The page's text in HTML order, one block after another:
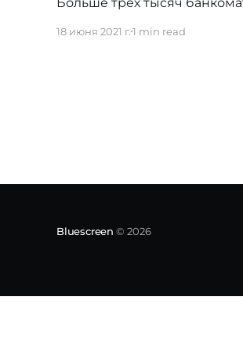
цифрового юаня (e-CNY) в
18 июня 2021 г.1 min read
Bluescreen © 2026